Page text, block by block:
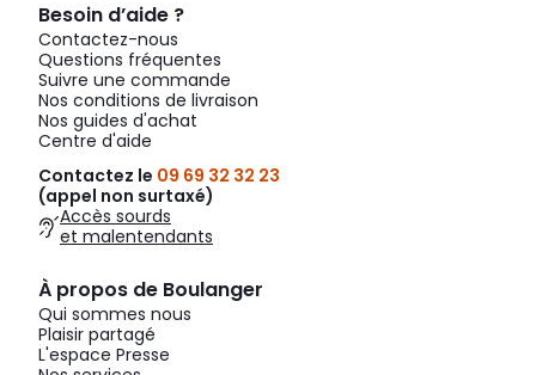
Besoin d’aide ?
Contactez-nous
Questions fréquentes
Suivre une commande
Nos conditions de livraison
Nos guides d'achat
Centre d'aide
Contactez le 09 69 32 32 23
(appel non surtaxé)
Accès sourds
et malentendants
À propos de Boulanger
Qui sommes nous
Plaisir partagé
L'espace Presse